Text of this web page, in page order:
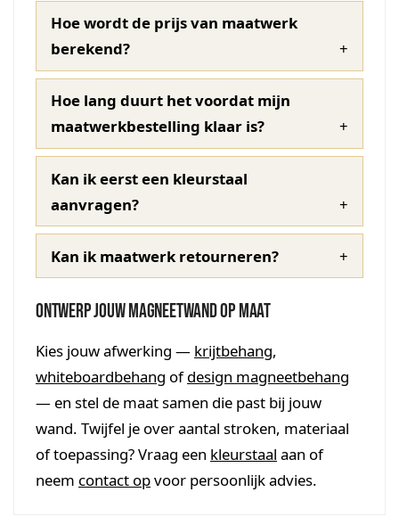
Hoe wordt de prijs van maatwerk
berekend?
Hoe lang duurt het voordat mijn
maatwerkbestelling klaar is?
Kan ik eerst een kleurstaal
aanvragen?
Kan ik maatwerk retourneren?
Ontwerp jouw magneetwand op maat
Kies jouw afwerking — krijtbehang,
whiteboardbehang ofdesign magneetbehang
— en stel de maat samen die past bij jouw
wand. Twijfel je over aantal stroken, materiaal
of toepassing? Vraag een kleurstaal aan of
neem contact opvoor persoonlijk advies.